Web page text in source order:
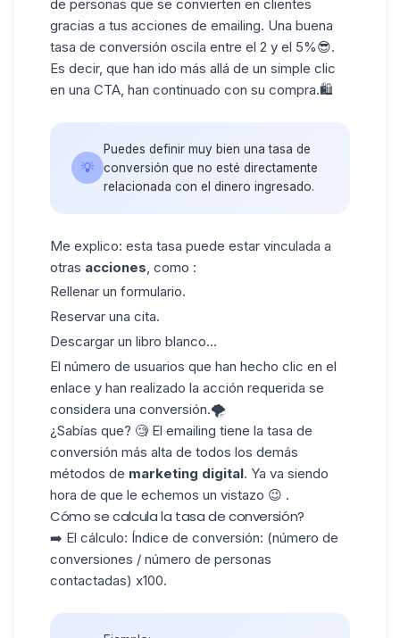
de personas que se convierten en clientes
gracias a tus acciones de emailing. Una buena
tasa de conversión oscila entre el 2 y el 5%😎.
Es decir, que han ido más allá de un simple clic
en una CTA, han continuado con su compra.🛍️
💡
Puedes definir muy bien unatasa de
conversión que no esté directamente
relacionada con el dinero ingresado.
Me explico: esta tasa puede estar vinculada a
otras acciones , como :
Rellenar un formulario.
Reservar una cita.
Descargar un libro blanco...
El número de usuarios que han hecho clic en el
enlace y han realizado la acción requerida se
considera una conversión.🌪️
¿Sabías que? 🧐 El emailing tiene la tasa de
conversión más alta de todos los demás
métodos de marketing digital. Ya va siendo
hora de que le echemos un vistazo 😉 .
Cómo se calcula la tasa de conversión?
➡️ El cálculo: Índice de conversión: (número de
conversiones / número de personas
contactadas) x100.